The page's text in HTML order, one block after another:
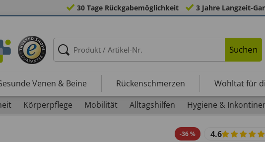
30 Tage Rückgabemöglichkeit 3 Jahre Langzeit-
Suchen
Venen & Beine Rückenschmerzen Wohltat für
Körperpflege Mobilität Alltagshilfen Hygiene &
-36% 4.6